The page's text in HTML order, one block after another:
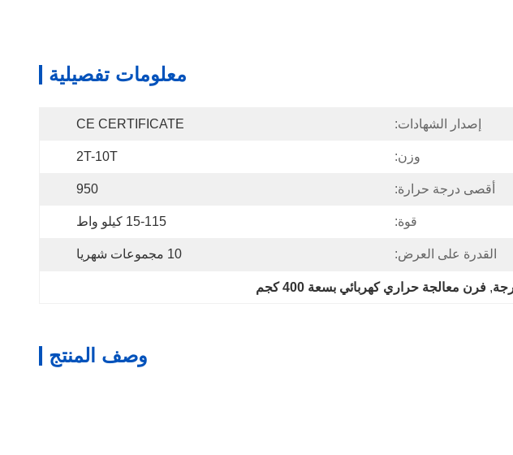
معلومات تفصيلية
إصدار الشهادات: CE CERTIFICATE
وزن: 2T-10T
أقصى درجة حرارة: 950
قوة: 15-115 كيلو واط
القدرة على العرض: 10 مجموعات شهريا
, فرن معالجة حراري كهربائي بسعة 400 كجم
وصف المنتج